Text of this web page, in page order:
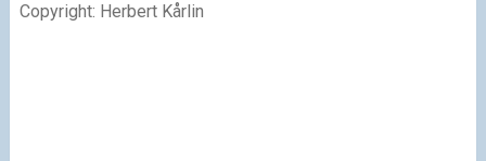
Copyright: Herbert Kårlin